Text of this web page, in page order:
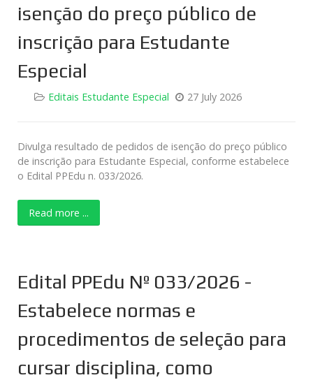
isenção do preço público de
inscrição para Estudante
Especial
Editais Estudante Especial 27 July 2026
Divulga resultado de pedidos de isenção do preço público
de inscrição para Estudante Especial, conforme estabelece
o Edital PPEdu n. 033/2026.
Read more ...
Edital PPEdu Nº 033/2026 -
Estabelece normas e
procedimentos de seleção para
cursar disciplina, como